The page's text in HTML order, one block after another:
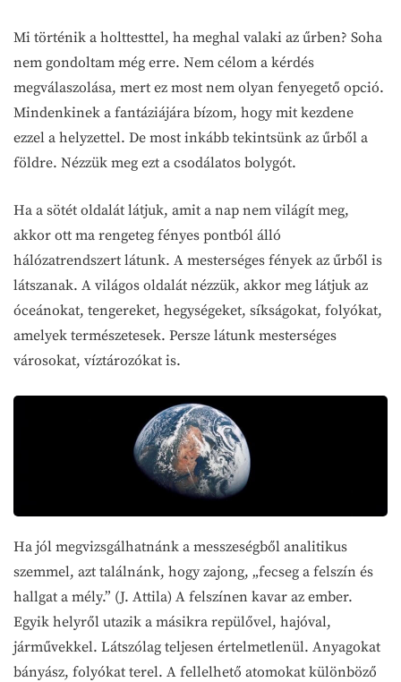
Mi történik a holttesttel, ha meghal valaki az űrben? Soha
nem gondoltam még erre. Nem célom a kérdés
megválaszolása, mert ez most nem olyan fenyegető opció.
Mindenkinek a fantáziájára bízom, hogy mit kezdene
ezzel a helyzettel. De most inkább tekintsünk az űrből a
földre. Nézzük meg ezt a csodálatos bolygót.
Ha a sötét oldalát látjuk, amit a nap nem világít meg,
akkor ott ma rengeteg fényes pontból álló
hálózatrendszert látunk. A mesterséges fények az űrből is
látszanak. A világos oldalát nézzük, akkor meg látjuk az
óceánokat, tengereket, hegységeket, síkságokat, folyókat,
amelyek természetesek. Persze látunk mesterséges
városokat, víztározókat is.
Ha jól megvizsgálhatnánk a messzeségből analitikus
szemmel, azt találnánk, hogy zajong, „fecseg a felszín és
hallgat a mély.” (J. Attila) A felszínen kavar az ember.
Egyik helyről utazik a másikra repülővel, hajóval,
járművekkel. Látszólag teljesen értelmetlenül. Anyagokat
bányász, folyókat terel. A fellelhető atomokat különböző